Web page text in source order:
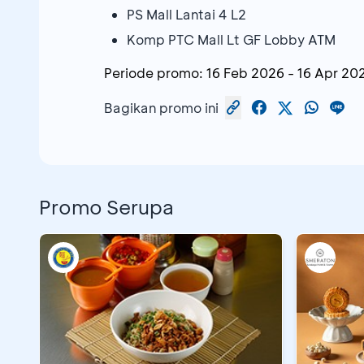
PS Mall Lantai 4 L2
Komp PTC Mall Lt GF Lobby ATM
Periode promo: 16 Feb 2026 - 16 Apr
Bagikan promo ini
Promo Serupa